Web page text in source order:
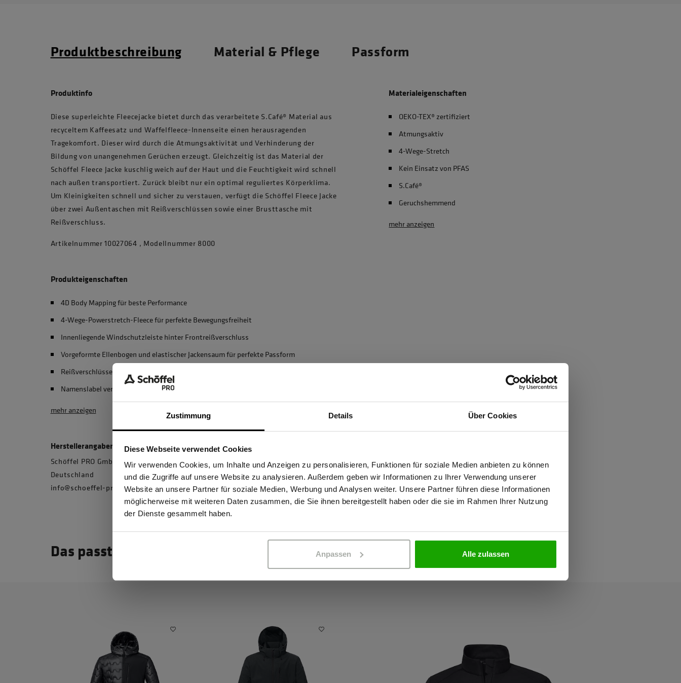
Zustimmung Details Über Cookies
Diese Webseite verwendet Cookies
Wir verwenden Cookies, um Inhalte und Anzeigen zu personalisieren, Funktionen für soziale Medien anbieten zu können
und die Zugriffe auf unsere Website zu analysieren. Außerdem geben wir Informationen zu Ihrer Verwendung unserer
Website an unsere Partner für soziale Medien, Werbung und Analysen weiter. Unsere Partner führen diese Informationen
möglicherweise mit weiteren Daten zusammen, die Sie ihnen bereitgestellt haben oder die sie im Rahmen Ihrer Nutzung
der Dienste gesammelt haben.
Anpassen Alle zulassen
Produktbeschreibung Material & Pflege Passform
Produktinfo
Diese superleichte Fleecejacke bietet durch das verarbeitete S.Café® Material aus
recyceltem Kaffeesatz und Waffelfleece-Innenseite einen herausragenden
Tragekomfort. Dieser wird durch die Atmungsaktivität und Verhinderung der
Bildung von unangenehmen Gerüchen erzeugt. Gleichzeitig ist das Material der
Schöffel Fleece Jacke kuschlig weich auf der Haut und die Feuchtigkeit wird schnell
nach außen transportiert. Zurück bleibt nur ein optimal reguliertes Körperklima.
Um Kleinigkeiten schnell und sicher zu verstauen, verfügt die Schöffel Fleece Jacke
über zwei Außentaschen mit Reißverschlüssen sowie einer Brusttasche mit
Reißverschluss.
Artikelnummer 10027064 , Modellnummer 8000
Produkteigenschaften
4D Body Mapping für beste Performance
4-Wege-Powerstretch-Fleece für perfekte Bewegungsfreiheit
Innenliegende Windschutzleiste hinter Frontreißverschluss
Vorgeformte Ellenbogen und elastischer Jackensaum für perfekte Passform
Reißverschlüsse mit Zipperpuller für einfaches Öffnen und Schließen
Namenslabel verhindert Verwechslungen
mehr anzeigen
Herstellerangaben
Schöffel PRO GmbH, Albert-Einstein-Strasse 1, 86830 Schwabmünchen,
Deutschland
info@schoeffel-pro.com
Materialeigenschaften
OEKO-TEX® zertifiziert
Atmungsaktiv
4-Wege-Stretch
Kein Einsatz von PFAS
S.Café®
Geruchshemmend
mehr anzeigen
Das passt dazu
Sind Sie Gewerbetreibender?
Ich bestätige, dass ich Gewerbetreibender bin. Alle Preise werden netto ausgewiesen.
GEWERBETREIBENDER PRIVATPERSON